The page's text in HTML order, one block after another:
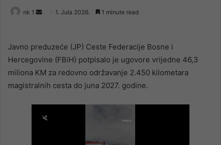
nk 1
Send 1. Jula 2026. 1 minute read
Javno preduzeće (JP) Ceste Federacije Bosne i
Hercegovine (FBiH) potpisalo je ugovore vrijedne 46,3
miliona KM za redovno održavanje 2.450 kilometara
magistralnih cesta do juna 2027. godine.